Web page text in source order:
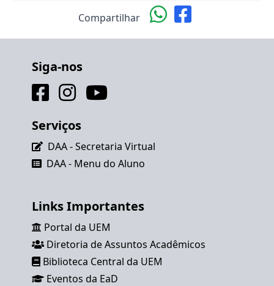
Compartilhar
Siga-nos
Serviços
DAA - Secretaria Virtual
DAA - Menu do Aluno
Links Importantes
Portal da UEM
Diretoria de Assuntos Acadêmicos
Biblioteca Central da UEM
Eventos da EaD